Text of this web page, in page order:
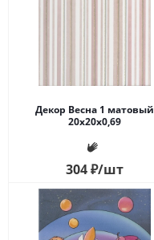
Декор Весна 1 матовый
20x20x0,69
304₽/шт